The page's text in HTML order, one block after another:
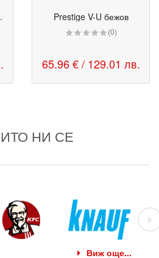
син Prestige V-U бежов
(0)
65.96 € / 129.01 лв.
НИ СЕ
Виж още...